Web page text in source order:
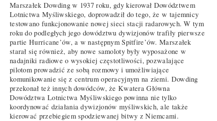
Marszałek Dowding w 1937 roku, gdy kierował Dowództwem
Lotnictwa Myśliwskiego, doprowadził do tego, że w tajemnicy
testowano funkcjonowanie nowej sieci stacji radarowych. W tym
roku do podległych jego dowództwu dywizjonów trafiły pierwsze
partie Hurricane’ów, a w następnym Spitfire’ów. Marszałek
starał się również, aby nowe samoloty były wyposażone w
nadajniki radiowe o wysokiej częstotliwości, pozwalające
pilotom prowadzić ze sobą rozmowy i umożliwiające
komunikowanie się z centrum operacyjnym na ziemi. Dowding
przekonał też innych dowódców, że Kwatera Główna
Dowództwa Lotnictwa Myśliwskiego powinna nie tylko
koordynować działania dywizjonów myśliwskich, ale także
kierować przebiegiem spodziewanej bitwy z Niemcami.